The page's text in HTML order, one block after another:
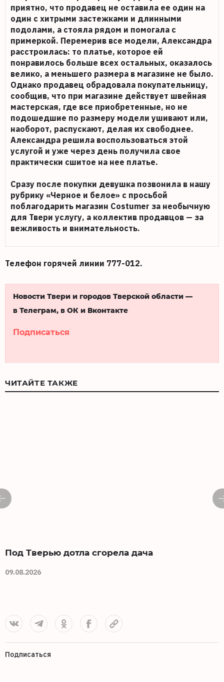
приятно, что продавец не оставила ее один на
один с хитрыми застежками и длинными
подолами, а стояла рядом и помогала с
примеркой. Перемерив все модели, Александра
расстроилась: то платье, которое ей
понравилось больше всех остальных, оказалось
велико, а меньшего размера в магазине не было.
Однако продавец обрадовала покупательницу,
сообщив, что при магазине действует швейная
мастерская, где все приобретенные, но не
подошедшие по размеру модели ушивают или,
наоборот, распускают, делая их свободнее.
Александра решила воспользоваться этой
услугой и уже через день получила свое
практически сшитое на нее платье.
Сразу после покупки девушка позвонила в нашу
рубрику «Черное и белое» с просьбой
поблагодарить магазин Costumer за необычную
для Твери услугу, а коллектив продавцов — за
вежливость и внимательность.
Телефон горячей линии 777-012.
Новости Твери и городов Тверской области —
в Телеграм, в ОК и Вконтакте
Подписаться
ЧИТАЙТЕ ТАКЖЕ
Под Тверью дотла сгорела дача
09.08.2026
Подписаться